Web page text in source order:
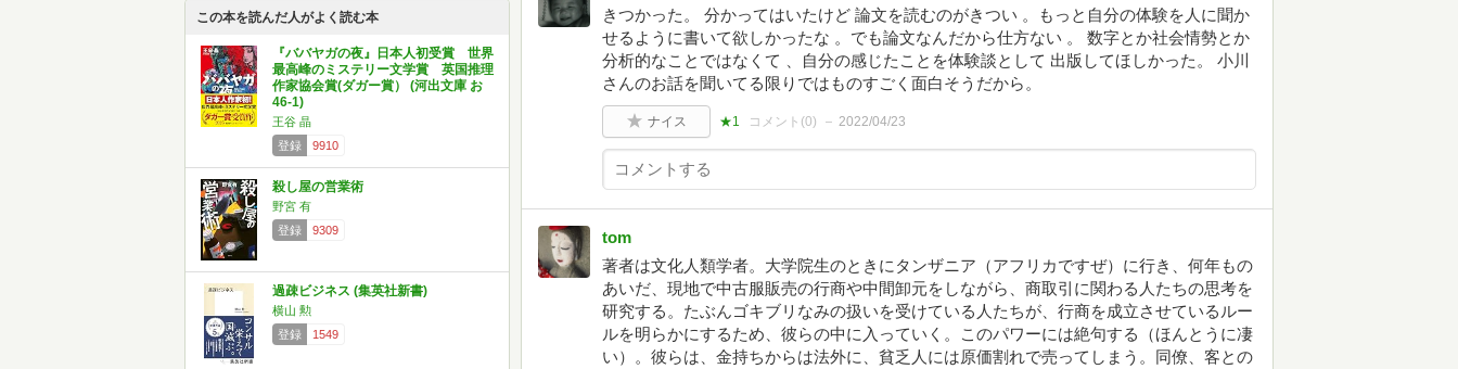
この本を読んだ人がよく読む本
『ババヤガの夜』日本人初受賞 世界
最高峰のミステリー文学賞 英国推理
作家協会賞(ダガー賞） (河出文庫 お
46-1)
王谷 晶
登録
9910
殺し屋の営業術
野宮 有
登録
9309
過疎ビジネス (集英社新書)
横山 勲
登録
1549
きつかった。 分かってはいたけど 論文を読むのがきつい 。もっと自分の体験を人に聞か
せるように書いて欲しかったな 。でも論文なんだから仕方ない 。 数字とか社会情勢とか
分析的なことではなくて 、自分の感じたことを体験談として 出版してほしかった。 小川
さんのお話を聞いてる限りではものすごく面白そうだから。
ナイス ★1 コメント(0) 2022/04/23
tom
著者は文化人類学者。大学院生のときにタンザニア（アフリカですぜ）に行き、何年もの
あいだ、現地で中古服販売の行商や中間卸元をしながら、商取引に関わる人たちの思考を
研究する。たぶんゴキブリなみの扱いを受けている人たちが、行商を成立させているルー
ルを明らかにするため、彼らの中に入っていく。このパワーには絶句する（ほんとうに凄
い）。彼らは、金持ちからは法外に、貧乏人には原価割れで売ってしまう。同僚、客との